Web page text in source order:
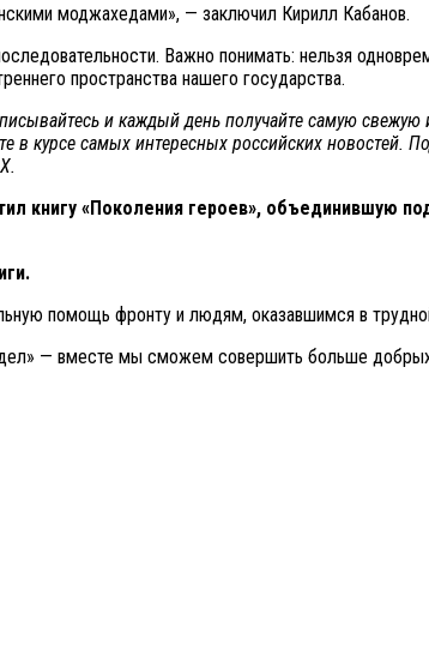
моджахедами», — заключил Кирилл Кабанов.
Важно понимать: нельзя
пространства нашего государства.
и каждый день получайте самую
в курсе самых интересных российских
«Поколения героев», объединившую
помощь фронту и людям, оказавшимся в
дел» — вместе мы сможем совершить больше